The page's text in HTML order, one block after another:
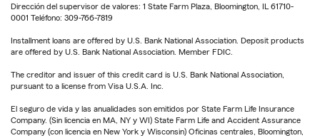
Dirección del supervisor de valores: 1 State Farm Plaza, Bloomington, IL 61710-
0001 Teléfono: 309-766-7819
Installment loans are offered by U.S. Bank National Association. Deposit products
are offered by U.S. Bank National Association. Member FDIC.
The creditor and issuer of this credit card is U.S. Bank National Association,
pursuant to a license from Visa U.S.A. Inc.
El seguro de vida y las anualidades son emitidos por State Farm Life Insurance
Company. (Sin licencia en MA, NY y WI) State Farm Life and Accident Assurance
Company (con licencia en New York y Wisconsin) Oficinas centrales, Bloomington,